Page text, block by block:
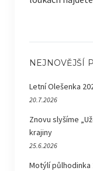
NEJNOVĚJŠÍ
Letní Olešenka
20.7.2026
Znovu slyšíme
krajiny
25.6.2026
Motýlí půlhodinka